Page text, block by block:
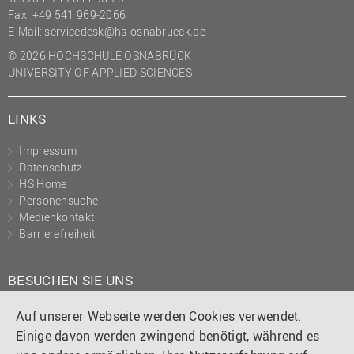
Auf unserer Webseite werden Cookies verwendet.
Einige davon werden zwingend benötigt, während es
Fax: +49 541 969-2066
E-Mail: servicedesk@hs-osnabrueck.de
© 2026 HOCHSCHULE OSNABRÜCK
UNIVERSITY OF APPLIED SCIENCES
LINKS
Impressum
Datenschutz
HS Home
Personensuche
Medienkontakt
Barrierefreiheit
BESUCHEN SIE UNS
Instagram
TiktokLinkedIn
YouTube
Facebook